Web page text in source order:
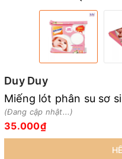
Duy Duy
Miếng lót phân su sơ
(Đang cập nhật...)
35.000₫